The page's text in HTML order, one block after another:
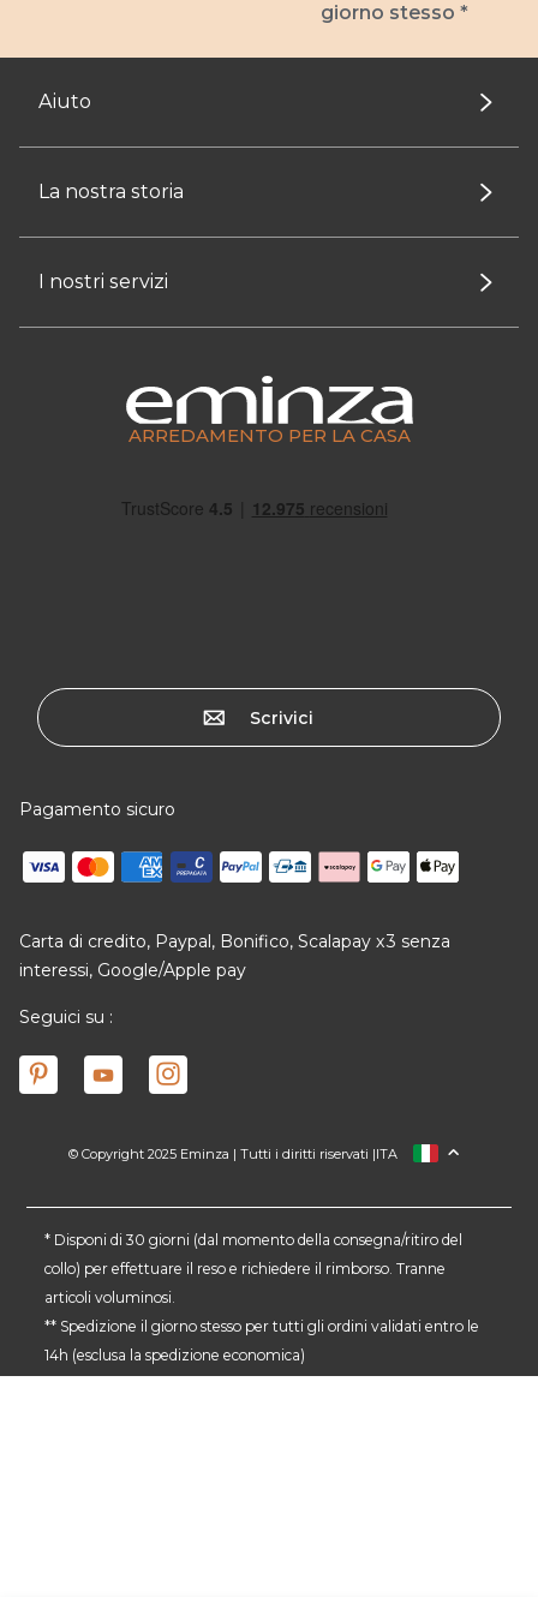
giorno stesso *
Aiuto
La nostra storia
I nostri servizi
ARREDAMENTO PER LA CASA
Scrivici
Pagamento sicuro
Carta di credito, Paypal, Bonifico, Scalapay x3 senza
interessi, Google/Apple pay
Seguici su :
© Copyright 2025 Eminza | Tutti i diritti riservati |
FRANCIA
GERMANIA
PAESI BASSI
ITA
* Disponi di 30 giorni (dal momento della consegna/ritiro del
collo) per effettuare il reso e richiedere il rimborso. Tranne
articoli voluminosi.
** Spedizione il giorno stesso per tutti gli ordini validati entro le
14h (esclusa la spedizione economica)